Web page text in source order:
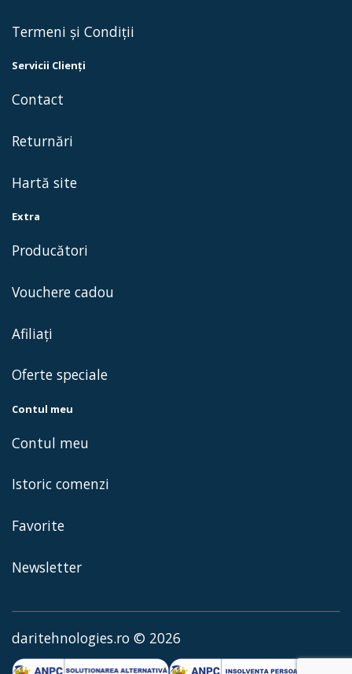
Termeni și Condiții
Servicii Clienţi
Contact
Returnări
Hartă site
Extra
Producători
Vouchere cadou
Afiliaţi
Oferte speciale
Contul meu
Contul meu
Istoric comenzi
Favorite
Newsletter
daritehnologies.ro © 2026